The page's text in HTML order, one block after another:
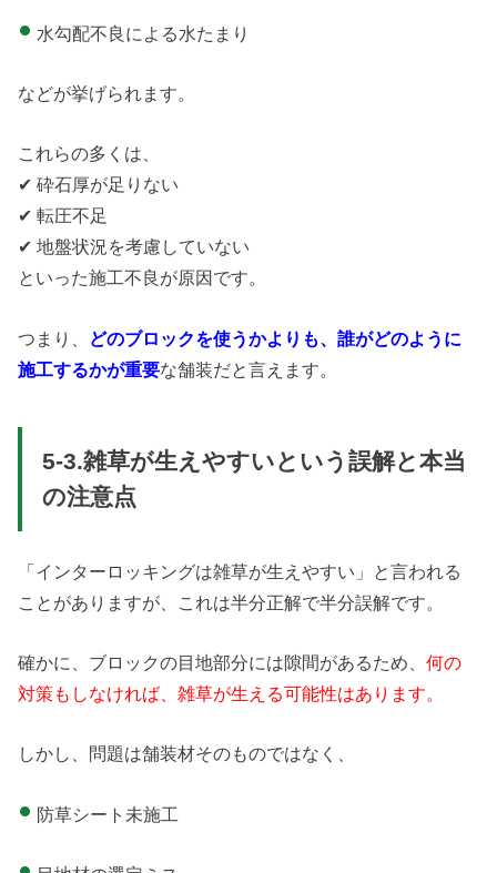
水勾配不良による水たまり
などが挙げられます。
これらの多くは、
✔ 砕石厚が足りない
✔ 転圧不足
✔ 地盤状況を考慮していない
といった施工不良が原因です。
つまり、 どのブロックを使うかよりも、誰がどのように
施工するかが重要な舗装だと言えます。
5-3.雑草が生えやすいという誤解と本当
の注意点
「インターロッキングは雑草が生えやすい」と言われる
ことがありますが、これは半分正解で半分誤解です。
確かに、ブロックの目地部分には隙間があるため、何の
対策もしなければ、雑草が生える可能性はあります。
しかし、問題は舗装材そのものではなく、
防草シート未施工